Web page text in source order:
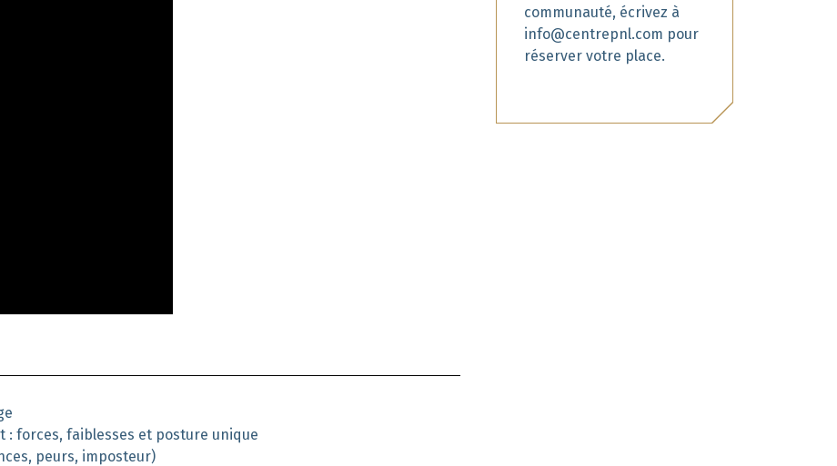
: forces, faiblesses et posture unique
peurs, imposteur)
communauté, écrivez à
info@centrepnl.com pour
réserver votre place.